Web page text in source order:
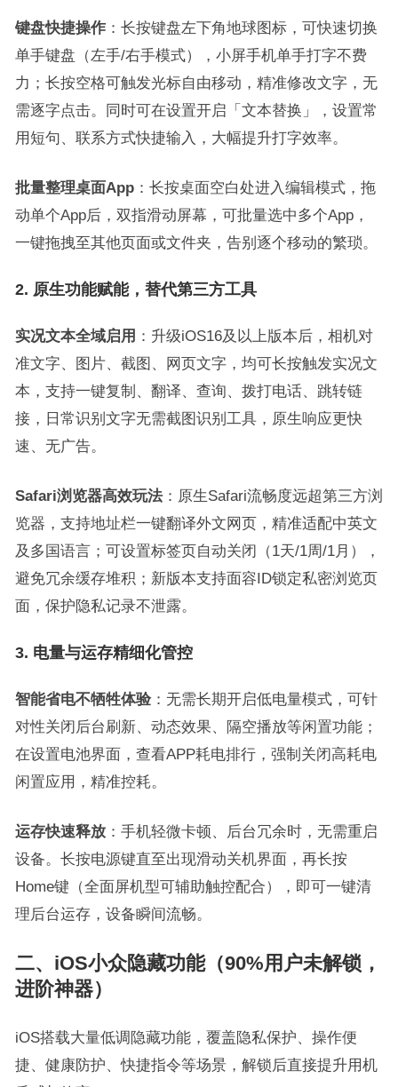
键盘快捷操作：长按键盘左下角地球图标，可快速切换
单手键盘（左手/右手模式），小屏手机单手打字不费
力；长按空格可触发光标自由移动，精准修改文字，无
需逐字点击。同时可在设置开启「文本替换」，设置常
用短句、联系方式快捷输入，大幅提升打字效率。
批量整理桌面App：长按桌面空白处进入编辑模式，拖
动单个App后，双指滑动屏幕，可批量选中多个App，
一键拖拽至其他页面或文件夹，告别逐个移动的繁琐。
2. 原生功能赋能，替代第三方工具
实况文本全域启用 ：升级iOS16及以上版本后，相机对
准文字、图片、截图、网页文字，均可长按触发实况文
本，支持一键复制、翻译、查询、拨打电话、跳转链
接，日常识别文字无需截图识别工具，原生响应更快
速、无广告。
Safari浏览器高效玩法：原生Safari流畅度远超第三方浏
览器，支持地址栏一键翻译外文网页，精准适配中英文
及多国语言；可设置标签页自动关闭（1天/1周/1月），
避免冗余缓存堆积；新版本支持面容ID锁定私密浏览页
面，保护隐私记录不泄露。
3. 电量与运存精细化管控
智能省电不牺牲体验：无需长期开启低电量模式，可针
对性关闭后台刷新、动态效果、隔空播放等闲置功能；
在设置电池界面，查看APP耗电排行，强制关闭高耗电
闲置应用，精准控耗。
运存快速释放：手机轻微卡顿、后台冗余时，无需重启
设备。长按电源键直至出现滑动关机界面，再长按
Home键（全面屏机型可辅助触控配合），即可一键清
理后台运存，设备瞬间流畅。
二、iOS小众隐藏功能（90%用户未解锁，
进阶神器）
iOS搭载大量低调隐藏功能，覆盖隐私保护、操作便
捷、健康防护、快捷指令等场景，解锁后直接提升用机